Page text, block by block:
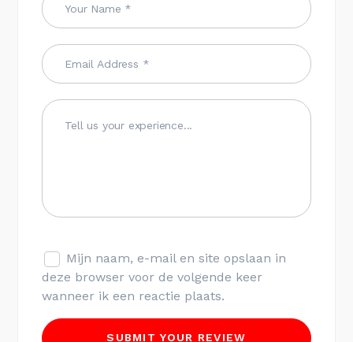
Mijn naam, e-mail en site opslaan in
deze browser voor de volgende keer
wanneer ik een reactie plaats.